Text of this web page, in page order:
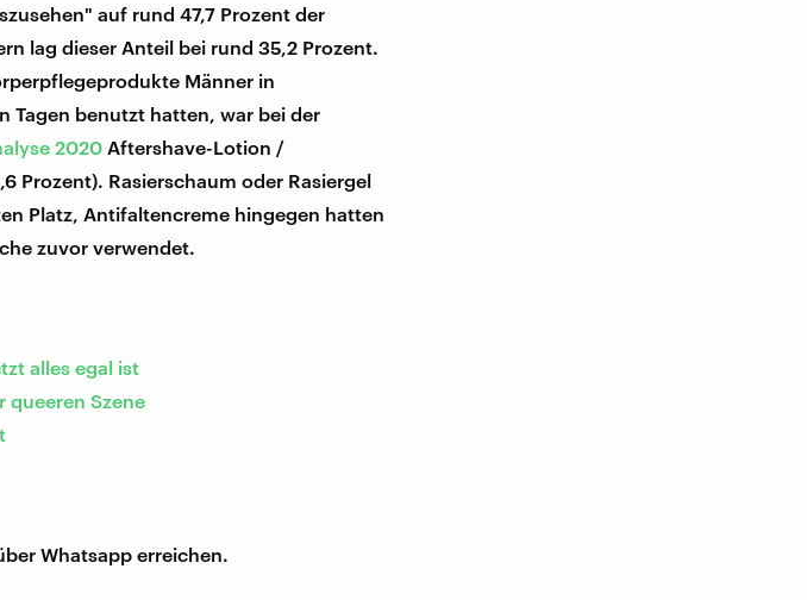
auf rund 47,7 Prozent der
lag dieser Anteil bei rund 35,2 Prozent.
Männer in
Tagen benutzt hatten, war bei der
2020 Aftershave-Lotion /
Prozent). Rasierschaum oder Rasiergel
Platz, Antifaltencreme hingegen hatten
zuvor verwendet.
alles egal ist
queeren Szene
Whatsapp erreichen.